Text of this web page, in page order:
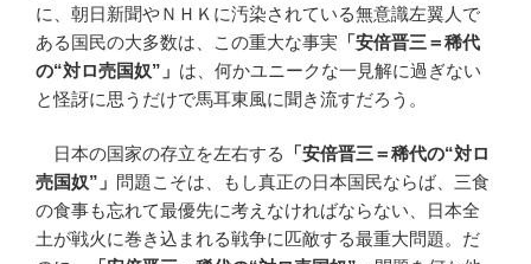
に、朝日新聞やＮＨＫに汚染されている無意識左翼人で
ある国民の大多数は、この重大な事実 「安倍晋三＝稀代
の“対ロ売国奴” 」 は、何かユニークな一見解に過ぎない
と怪訝に思うだけで馬耳東風に聞き流すだろう。
日本の国家の存立を左右する 「安倍晋三＝稀代の“対ロ
売国奴” 」 問題こそは、もし真正の日本国民ならば、三食
の食事も忘れて最優先に考えなければならない、日本全
土が戦火に巻き込まれる戦争に匹敵する最重大問題。だ